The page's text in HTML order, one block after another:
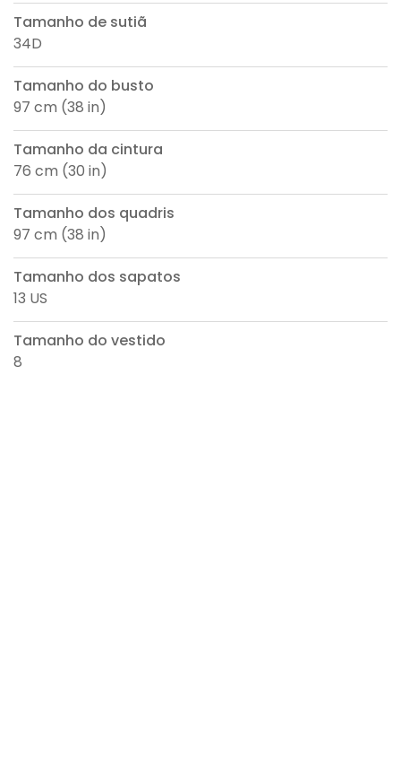
Tamanho de sutiã
34D
Tamanho do busto
97 cm (38 in)
Tamanho da cintura
76 cm (30 in)
Tamanho dos quadris
97 cm (38 in)
Tamanho dos sapatos
13 US
Tamanho do vestido
8